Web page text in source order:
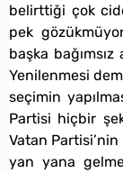
belirttiği çok
pek
başka
Yenilenmesi
seçimin
Partisi hiçbir
Vatan Partisi’nin
yan yana